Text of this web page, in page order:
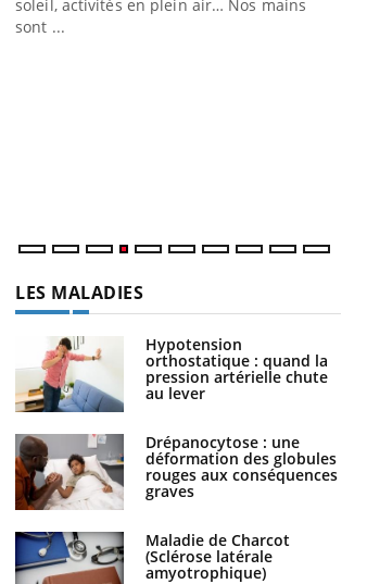
Grossesse et chaleur : ce que dit la
science
soleil, activités en plein air… Nos mains
sont ...
LES MALADIES
Hypotension
orthostatique : quand la
pression artérielle chute
au lever
Drépanocytose : une
déformation des globules
rouges aux conséquences
graves
Maladie de Charcot
(Sclérose latérale
amyotrophique)